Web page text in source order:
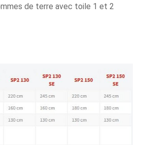
de terre avec toile 1 et 2